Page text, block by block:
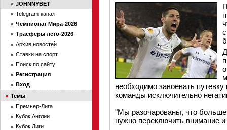
необходимо завоевать
команды исключительно
"Мы разочарованы, что больше
нужно переключить внимание
JOHNNYBET
Telegram-канал
Чемпионат Мира-2026
Трасферы лето-2026
Архив новостей
Ставки на спорт
Поиск по сайту
Регистрация
Вход
Темы
Премьер-Лига
Кубок Англии
Кубок Лиги